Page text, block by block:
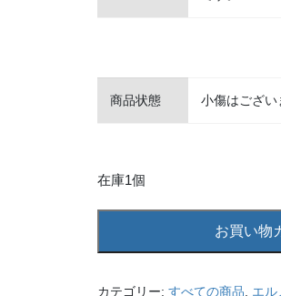
商品状態 小傷はござい
在庫1個
メ
お買い物
カテゴリー:すべての商品 エル